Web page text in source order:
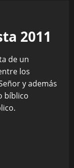
2011
de un
los
y además
bíblico